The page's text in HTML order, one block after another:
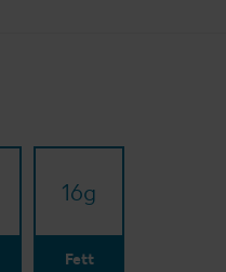
16g
Fett